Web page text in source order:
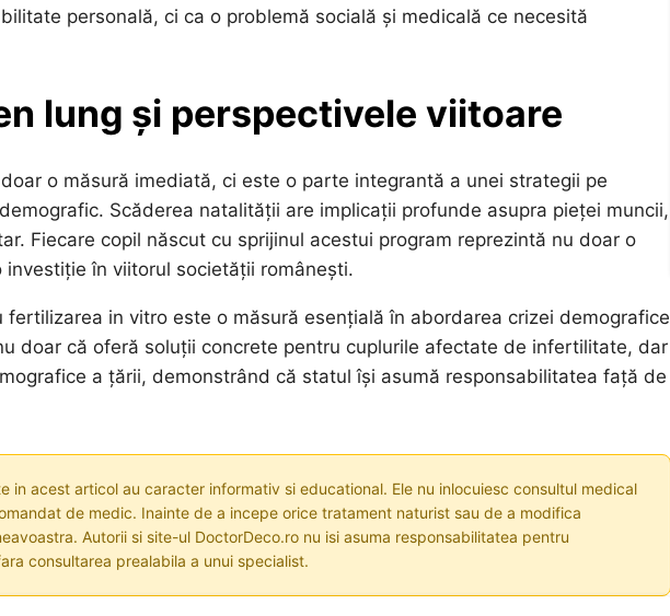
personală, ci ca o problemă socială și medicală ce necesită
lung și perspectivele viitoare
o măsură imediată, ci este o parte integrantă a unei strategii pe
Scăderea natalității are implicații profunde asupra pieței muncii,
Fiecare copil născut cu sprijinul acestui program reprezintă nu doar o
în viitorul societății românești.
fertilizarea in vitro este o măsură esențială în abordarea crizei demografice
doar că oferă soluții concrete pentru cuplurile afectate de infertilitate, dar
a țării, demonstrând că statul își asumă responsabilitatea față de
in acest articol au caracter informativ si educational. Ele nu inlocuiesc consultul medical
de medic. Inainte de a incepe orice tratament naturist sau de a modifica
Autorii si site-ul DoctorDeco.ro nu isi asuma responsabilitatea pentru
consultarea prealabila a unui specialist.